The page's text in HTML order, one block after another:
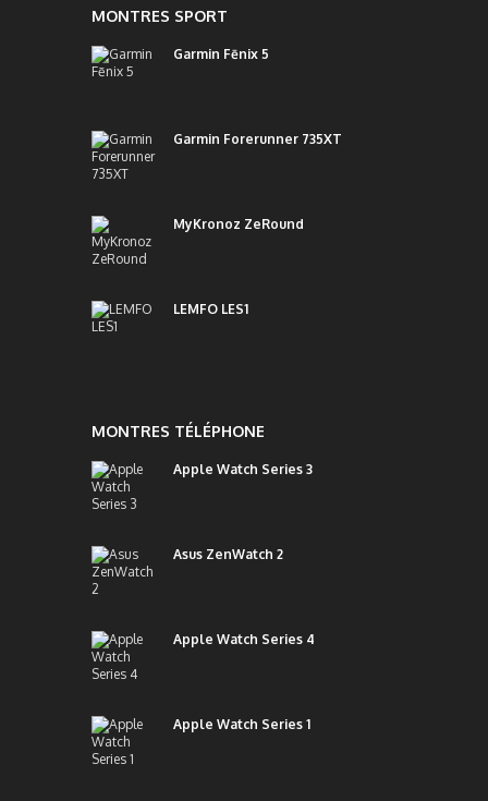
MONTRES SPORT
Garmin Fēnix 5
Garmin Forerunner 735XT
MyKronoz ZeRound
LEMFO LES1
MONTRES TÉLÉPHONE
Apple Watch Series 3
Asus ZenWatch 2
Apple Watch Series 4
Apple Watch Series 1